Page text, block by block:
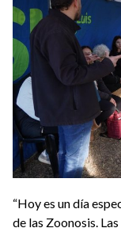
“Hoy es un día
de las Zoonosis.